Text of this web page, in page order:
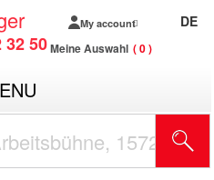
32 50
My account
Meine Auswahl 0
DE